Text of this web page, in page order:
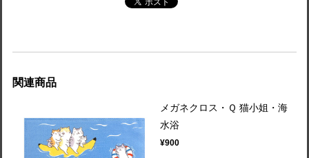
関連商品
メガネクロス・Ｑ 猫小姐・海
水浴
¥900